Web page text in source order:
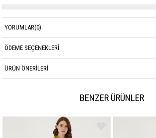
Sezon
Kumaş Cinsi
YORUMLAR(0)
ÖDEME SEÇENEKLERI
ÜRÜN ÖNERILERI
BENZER ÜRÜNLER